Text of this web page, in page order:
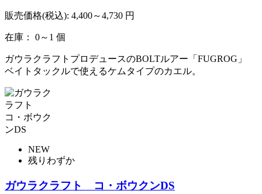
販売価格(税込): 4,400～4,730 円
在庫： 0～1 個
ガウラクラフトプロデュースのBOLTルアー「FUGROG」
ベイトタックルで使えるケムタイプのカエル。
NEW
残りわずか
ガウラクラフト コ・ボウクンDS